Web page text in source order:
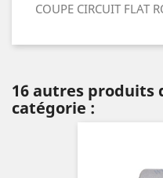
COUPE CIRCUIT FLAT
16 autres produits
catégorie :